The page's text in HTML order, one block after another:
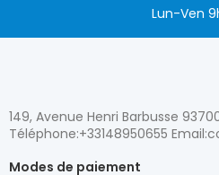
Lun-Ven
149, Avenue Henri Barbusse
Téléphone:+33148950655
Modes de paiement